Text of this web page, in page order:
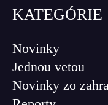
KATEGÓRIE
Novinky
Jednou vetou
Novinky zo